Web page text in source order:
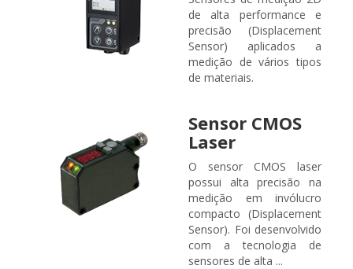
de alta performance e
precisão (Displacement
Sensor) aplicados a
medição de vários tipos
de materiais.
Sensor CMOS
Laser
O sensor CMOS laser
possui alta precisão na
medição em invólucro
compacto (Displacement
Sensor). Foi desenvolvido
com a tecnologia de
sensores de alta ...